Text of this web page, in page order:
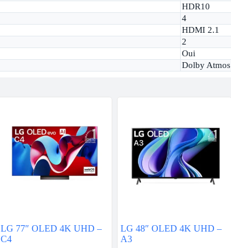
HDR10
4
HDMI 2.1
2
Oui
Dolby Atmos
LG 77″ OLED 4K UHD –
C4
LG 48″ OLED 4K UHD –
A3